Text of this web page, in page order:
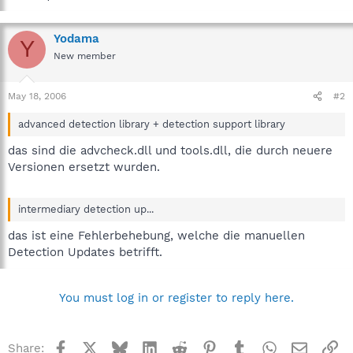
Y Yodama
New member
May 18, 2006 #2
advanced detection library + detection support library
das sind die advcheck.dll und tools.dll, die durch neuere
Versionen ersetzt wurden.
intermediary detection up...
das ist eine Fehlerbehebung, welche die manuellen
Detection Updates betrifft.
You must log in or register to reply here.
Share: Facebook BlueskyLinkedInReddit Pinterest
TumblrWhatsApp
Email